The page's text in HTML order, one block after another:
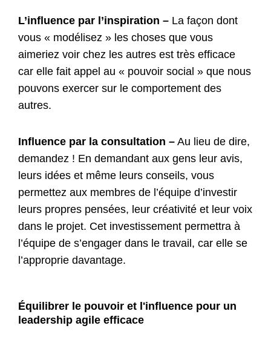
L’influence par l’inspiration – La façon dont
vous « modélisez » les choses que vous
aimeriez voir chez les autres est très efficace
car elle fait appel au « pouvoir social » que nous
pouvons exercer sur le comportement des
autres.
Influence par la consultation – Au lieu de dire,
demandez ! En demandant aux gens leur avis,
leurs idées et même leurs conseils, vous
permettez aux membres de l’équipe d’investir
leurs propres pensées, leur créativité et leur voix
dans le projet. Cet investissement permettra à
l’équipe de s’engager dans le travail, car elle se
l’approprie davantage.
Équilibrer le pouvoir et l'influence pour un
leadership agile efficace